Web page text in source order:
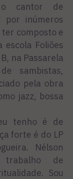
o cantor de
por inúmeros
ter composto e
Foliões
na Passarela
sambistas,
pela obra
jazz, bossa
tenho é de
forte é do LP
Nélson
trabalho de
Sou